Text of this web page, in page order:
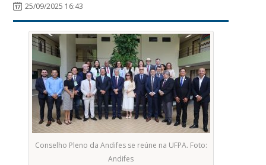
25/09/2025 16:43
Conselho Pleno da Andifes se reúne na UFPA. Foto:
Andifes